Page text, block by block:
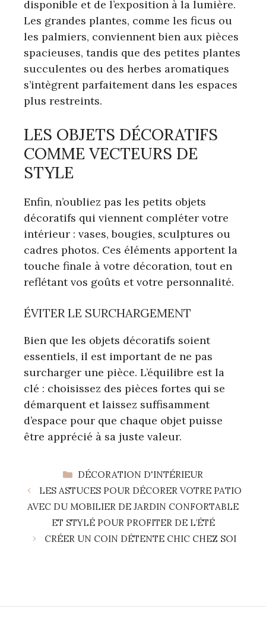
disponible et de l’exposition à la lumière.
Les grandes plantes, comme les ficus ou
les palmiers, conviennent bien aux pièces
spacieuses, tandis que des petites plantes
succulentes ou des herbes aromatiques
s’intègrent parfaitement dans les espaces
plus restreints.
LES OBJETS DÉCORATIFS
COMME VECTEURS DE
STYLE
Enfin, n’oubliez pas les petits objets
décoratifs qui viennent compléter votre
intérieur : vases, bougies, sculptures ou
cadres photos. Ces éléments apportent la
touche finale à votre décoration, tout en
reflétant vos goûts et votre personnalité.
ÉVITER LE SURCHARGEMENT
Bien que les objets décoratifs soient
essentiels, il est important de ne pas
surcharger une pièce. L’équilibre est la
clé : choisissez des pièces fortes qui se
démarquent et laissez suffisamment
d’espace pour que chaque objet puisse
être apprécié à sa juste valeur.
CATÉGORIES
DÉCORATION D'INTÉRIEUR
LES ASTUCES POUR DÉCORER VOTRE PATIO
AVEC DU MOBILIER DE JARDIN CONFORTABLE
ET STYLÉ POUR PROFITER DE L’ÉTÉ
CRÉER UN COIN DÉTENTE CHIC CHEZ SOI